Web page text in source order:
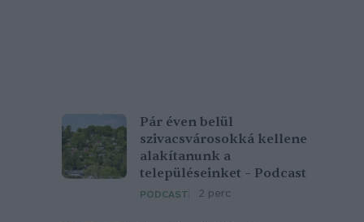
Pár éven belül
szivacsvárosokká kellene
alakítanunk a
településeinket – Podcast
PODCAST 2 perc